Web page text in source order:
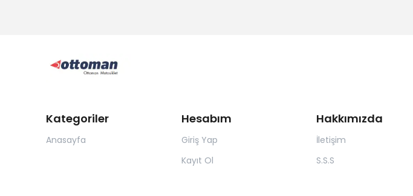
Kategoriler
Anasayfa
Hesabım
Giriş Yap
Kayıt Ol
Hakkımızda
İletişim
S.S.S